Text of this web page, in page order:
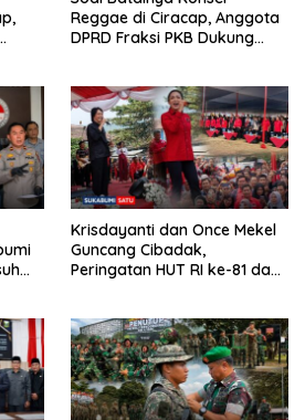
Reggae di Ciracap, Anggota
DPRD Fraksi PKB Dukung
Krisdayanti dan Once Mekel
Guncang Cibadak,
Peringatan HUT RI ke-81 dan